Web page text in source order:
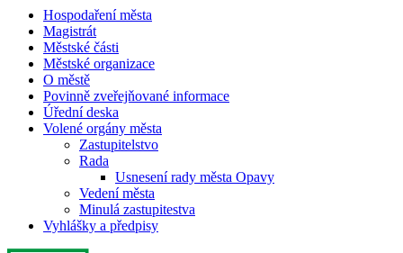
Hospodaření města
Magistrát
Městské části
Městské organizace
O městě
Povinně zveřejňované informace
Úřední deska
Volené orgány města
Zastupitelstvo
Rada
Usnesení rady města Opavy
Vedení města
Minulá zastupitestva
Vyhlášky a předpisy